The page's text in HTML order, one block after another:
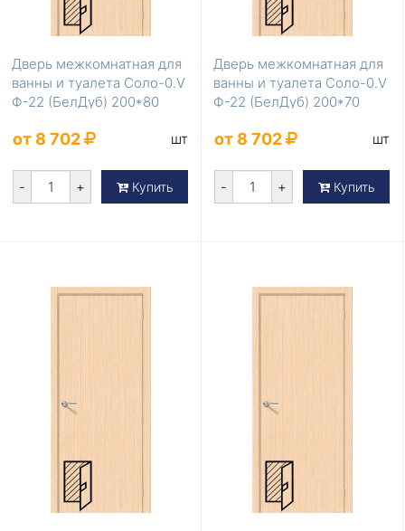
Дверь межкомнатная для
ванны и туалета Соло-0.V
Ф-22 (БелДуб) 200*80
от 8 702 шт
- + Купить
Дверь межкомнатная для
ванны и туалета Соло-0.V
Ф-22 (БелДуб) 200*70
от 8 702 шт
- + Купить